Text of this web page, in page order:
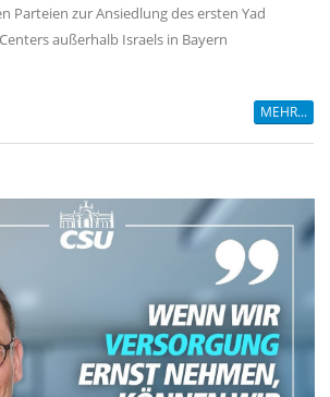
Parteien zur Ansiedlung des ersten Yad
außerhalb Israels in Bayern
MEHR...